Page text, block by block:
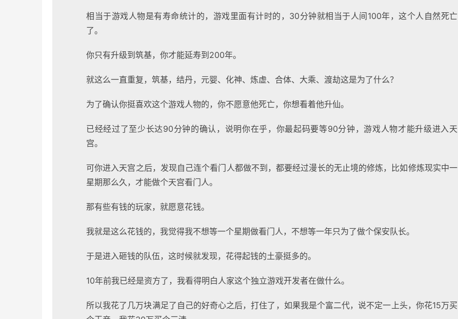
相当于游戏人物是有寿命统计的，游戏里面有计时的，30分钟就相当于人间100年，这个人自然死亡
了。
你只有升级到筑基，你才能延寿到200年。
就这么一直重复，筑基，结丹，元婴、化神、炼虚、合体、大乘、渡劫这是为了什么？
为了确认你挺喜欢这个游戏人物的，你不愿意他死亡，你想看着他升仙。
已经经过了至少长达90分钟的确认，说明你在乎，你最起码要等90分钟，游戏人物才能升级进入天
宫。
可你进入天宫之后，发现自己连个看门人都做不到，都要经过漫长的无止境的修炼，比如修炼现实中一
星期那么久，才能做个天宫看门人。
那有些有钱的玩家，就愿意花钱。
我就是这么花钱的，我觉得我不想等一个星期做看门人，不想等一年只为了做个保安队长。
于是进入砸钱的队伍，这时候就发现，花得起钱的土豪挺多的。
10年前我已经是资方了，我看得明白人家这个独立游戏开发者在做什么。
所以我花了几万块满足了自己的好奇心之后，打住了，如果我是个富二代，说不定一上头，你花15万买